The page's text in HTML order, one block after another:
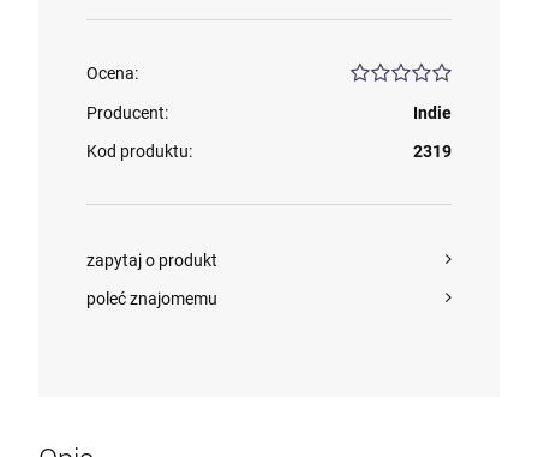
Ocena:
Producent:
Indie
Kod produktu:
2319
zapytaj o produkt
poleć znajomemu